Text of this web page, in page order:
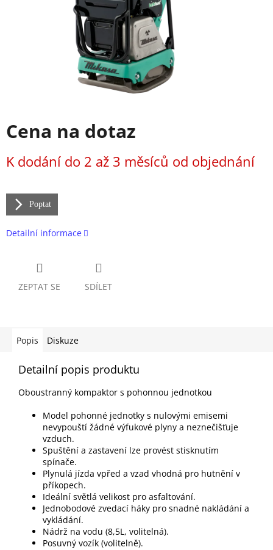
Cena na dotaz
cena:
K dodání do 2 až 3 měsíců od objednání
Poptat
Detailní informace
ZEPTAT SE SDÍLET
Popis Diskuze
Detailní popis produktu
Oboustranný kompaktor s pohonnou jednotkou
Model pohonné jednotky s nulovými emisemi
nevypouští žádné výfukové plyny a neznečišťuje
vzduch.
Spuštění a zastavení lze provést stisknutím
spínače.
Plynulá jízda vpřed a vzad vhodná pro hutnění v
příkopech.
Ideální světlá velikost pro asfaltování.
Jednobodové zvedací háky pro snadné nakládání a
vykládání.
Nádrž na vodu (8,5L, volitelná).
Posuvný vozík (volitelně).